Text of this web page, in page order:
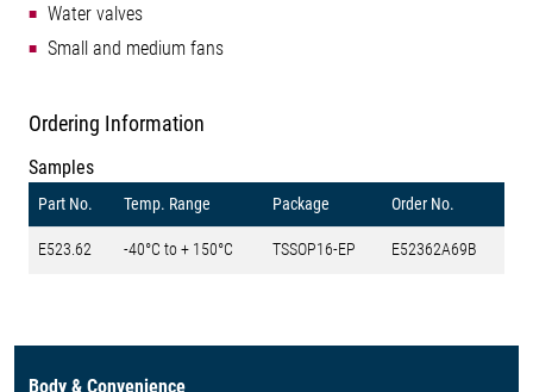
Water valves
Small and medium fans
Ordering Information
Samples
Part No. Temp. Range Package Order No.
E523.62 -40°C to + 150°C TSSOP16-EP E52362A69B
Body & Convenience